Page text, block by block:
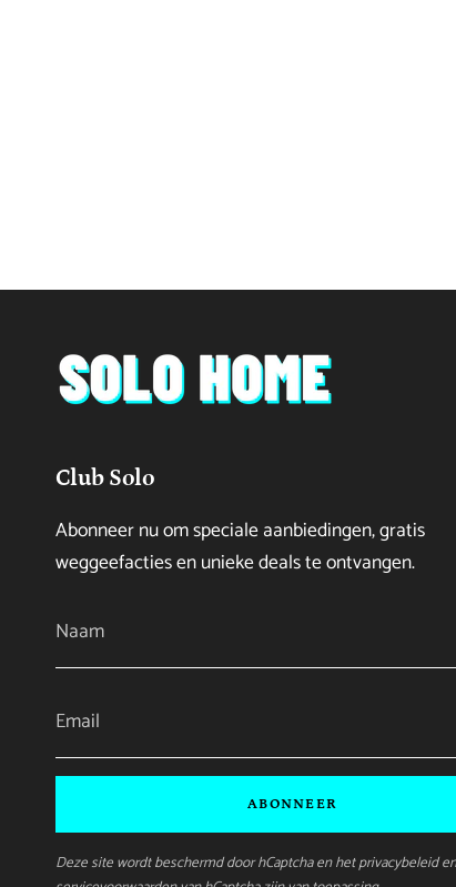
Club Solo
Abonneer nu om speciale aanbiedingen, gratis
weggeefacties en unieke deals te ontvangen.
ABONNEER
Deze site wordt beschermd door hCaptcha en hetprivacybeleid